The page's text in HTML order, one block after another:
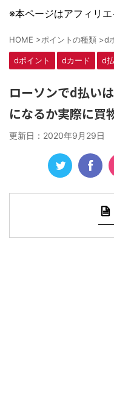
※本ページはアフィリエ
HOME >ポイントの種類 >d
dポイント dカード d
ローソンでd払い
になるか実際に買
更新日： 2020年9月29日